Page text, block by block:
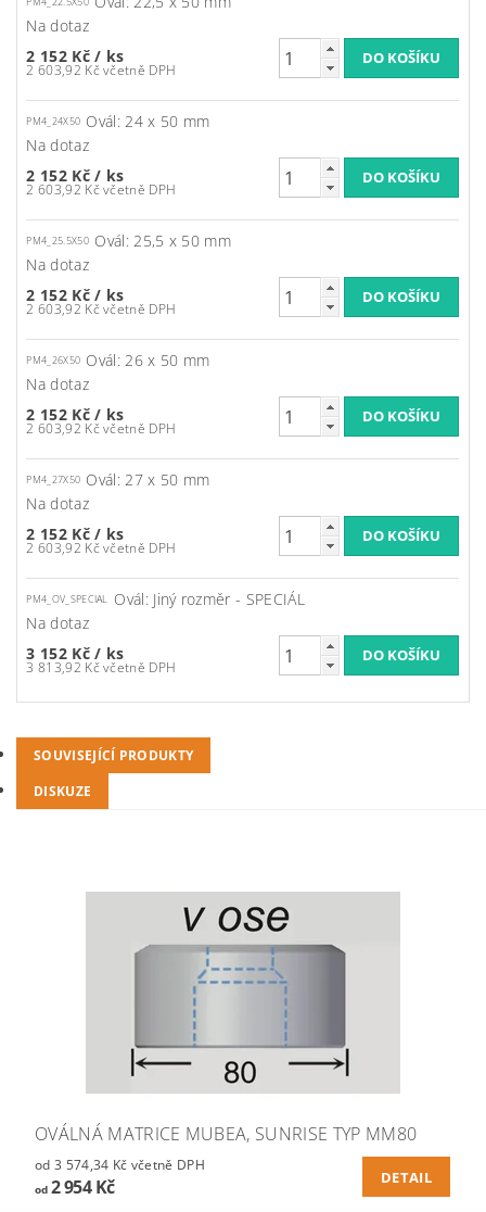
Na dotaz
2 152 Kč/ ks
2 603,92 Kč včetně DPH
PM4_24X50 Ovál: 24 x 50 mm
Na dotaz
2 152 Kč/ ks
2 603,92 Kč včetně DPH
PM4_25.5X50 Ovál: 25,5 x 50 mm
Na dotaz
2 152 Kč/ ks
2 603,92 Kč včetně DPH
PM4_26X50 Ovál: 26 x 50 mm
Na dotaz
2 152 Kč/ ks
2 603,92 Kč včetně DPH
PM4_27X50 Ovál: 27 x 50 mm
Na dotaz
2 152 Kč/ ks
2 603,92 Kč včetně DPH
PM4_OV_SPECIAL Ovál: Jiný rozměr - SPECIÁL
Na dotaz
3 152 Kč/ ks
3 813,92 Kč včetně DPH
SOUVISEJÍCÍ PRODUKTY
DISKUZE
OVÁLNÁ MATRICE MUBEA, SUNRISE TYP MM80
od 3 574,34 Kč včetně DPH
od2 954 Kč DETAIL